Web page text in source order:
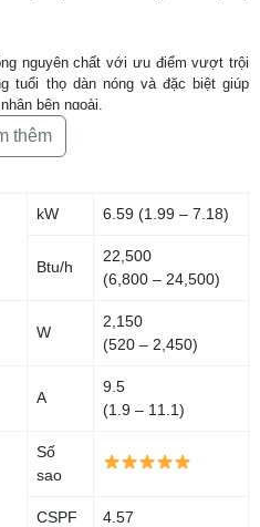
nguyên chất với ưu điểm vượt trội
tuổi thọ dàn nóng và đặc biệt giúp
bên ngoài.
gas R32 tiên tiến nhất hiện nay
sâu hơn, tiết kiệm điện năng tiêu
kính thân thiện với môi trường.
thêm
kW 6.59 (1.99 – 7.18)
Btu/h
22,500
(6,800 – 24,500)
W
2,150
(520 – 2,450)
A
9.5
(1.9 – 11.1)
Số
sao
CSPF 4.57